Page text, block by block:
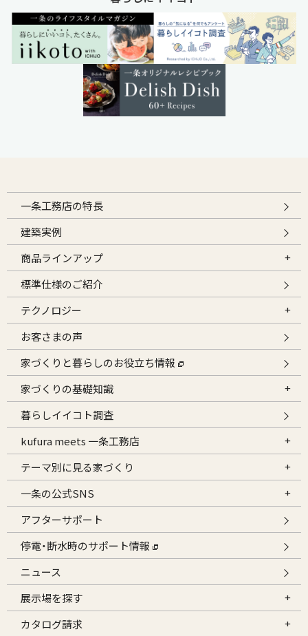
一条工務店の特長
建築実例
商品ラインアップ
標準仕様のご紹介
テクノロジー
お客さまの声
家づくりと暮らしのお役立ち情報
家づくりの基礎知識
暮らしイイコト調査
kufura meets 一条工務店
テーマ別に見る家づくり
一条の公式SNS
アフターサポート
停電・断水時のサポート情報
ニュース
展示場を探す
カタログ請求